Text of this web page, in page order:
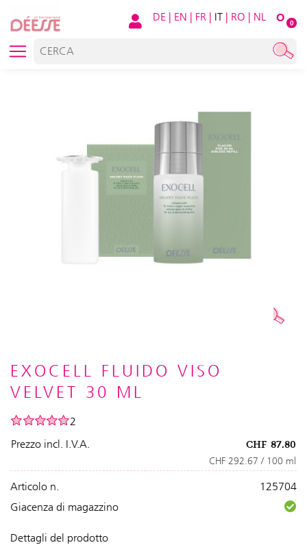
O 0
DE | EN | FR | IT | RO | NL
EXOCELL FLUIDO VISO
VELVET 30 ML
2
Prezzo incl. I.V.A.
CHF 87.80
CHF 292.67 / 100 ml
Articolo n.
125704
Giacenza di magazzino
Dettagli del prodotto